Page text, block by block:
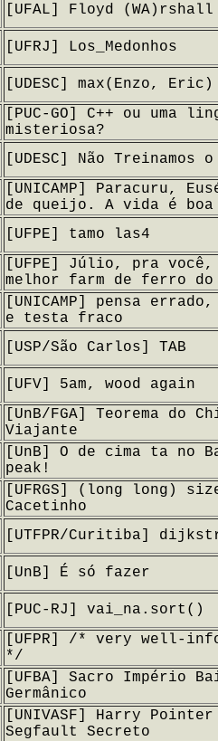
[UFAL] Floyd (WA)rshall
[UFRJ] Los_Medonhos
[UDESC] max(Enzo, Eric)
[PUC-GO] C++ ou uma
misteriosa?
[UDESC] Não Treinamos o
[UNICAMP] Paracuru,
de queijo. A vida é boa
[UFPE] tamo las4
[UFPE] Júlio, pra
melhor farm de ferro
[UNICAMP] pensa
e testa fraco
[USP/São Carlos] TAB
[UFV] 5am, wood again
[UnB/FGA] Teorema do
Viajante
[UnB] O de cima ta no
peak!
[UFRGS] (long long)
Cacetinho
[UTFPR/Curitiba]
[UnB] É só fazer
[PUC-RJ] vai_na.sort()
[UFPR] /* very well-
*/
[UFBA] Sacro Império
Germânico
[UNIVASF] Harry
Segfault Secreto